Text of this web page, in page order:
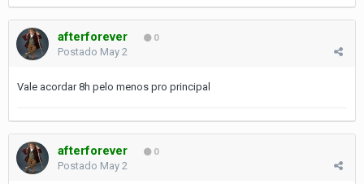
afterforever 0
Postado May 2
Vale acordar 8h pelo menos pro principal
afterforever 0
Postado May 2